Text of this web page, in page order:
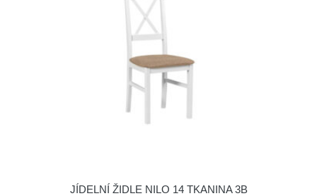
JÍDELNÍ ŽIDLE NILO 14 TKANINA 3B